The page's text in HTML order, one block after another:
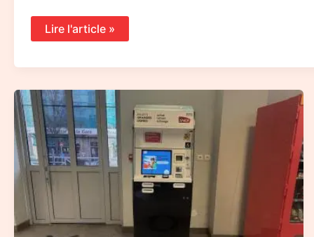
Lire l'article »
Communiqué
CGT
sur
les
suppressions
de
BLS
et
vente
grandes
lignes
en
IDF